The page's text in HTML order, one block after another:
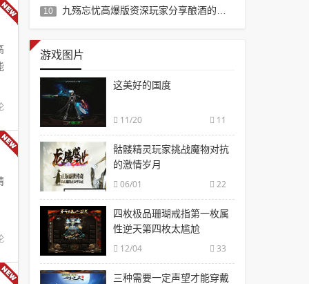
10 九殇忘忧高爆版资深玩家分享酿酒的一些经验
游戏图片
这美好的国度
11/20 11
骷髅精灵玩家挑战魔物对抗
的激情岁月
06/01 22
四枚极品珊瑚戒指第一枚属
性逆天第四枚太尴尬
12/04 33
三种需要一定声望才能穿戴